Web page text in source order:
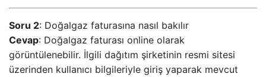
Soru 2: Doğalgaz faturasına nasıl bakılır
Cevap: Doğalgaz faturası online olarak
görüntülenebilir. İlgili dağıtım şirketinin resmi sitesi
üzerinden kullanıcı bilgileriyle giriş yaparak mevcut